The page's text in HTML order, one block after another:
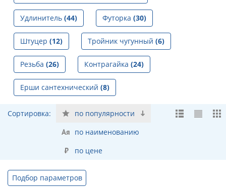
Удлинитель (44) Футорка (30)
Штуцер (12) Тройник чугунный (6)
Резьба (26) Контрагайка (24)
Ерши сантехнический (8)
Сортировка:
по популярности
по наименованию
по цене
Подбор параметров